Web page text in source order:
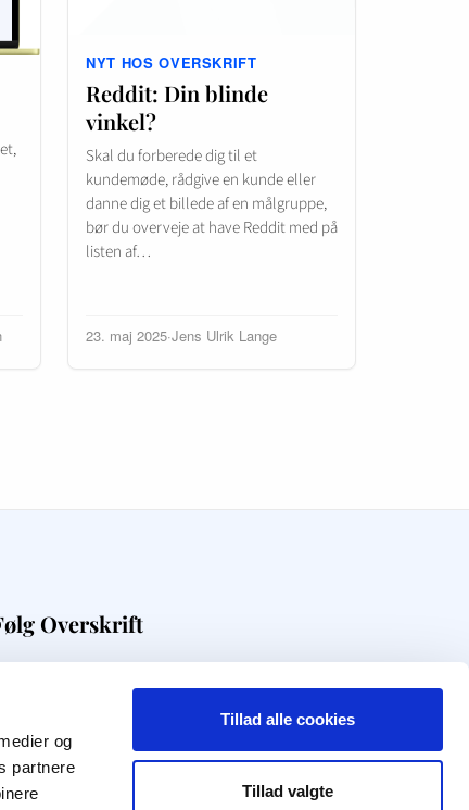
og
partnere
Tillad alle cookies
Tillad valgte
NYT HOS OVERSKRIFT
Reddit: Din blinde
vinkel?
Skal du forberede dig til et
kundemøde, rådgive en kunde eller
danne dig et billede af en målgruppe,
bør du overveje at have Reddit med på
listen af…
23. maj 2025·Jens Ulrik Lange
Overskrift
Få digital viden direkte i din indbakke
nyhedsbrev
f q